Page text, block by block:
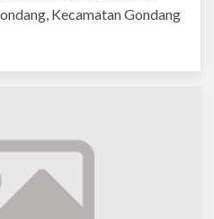
Kecamatan Gondang